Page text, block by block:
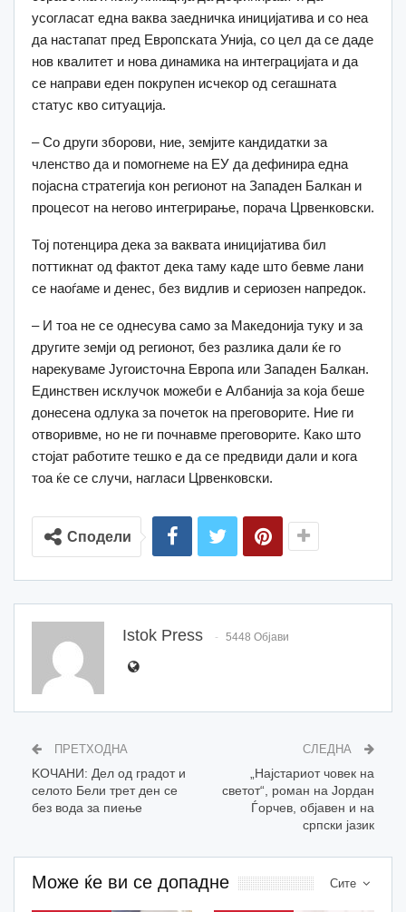
усогласат една ваква заедничка иницијатива и со неа
да настапат пред Европската Унија, со цел да се даде
нов квалитет и нова динамика на интеграцијата и да
се направи еден покрупен исчекор од сегашната
статус кво ситуација.
– Со други зборови, ние, земјите кандидатки за
членство да и помогнеме на ЕУ да дефинира една
појасна стратегија кон регионот на Западен Балкан и
процесот на негово интегрирање, порача Црвенковски.
Тој потенцира дека за ваквата иницијатива бил
поттикнат од фактот дека таму каде што бевме лани
се наоѓаме и денес, без видлив и сериозен напредок.
– И тоа не се однесува само за Македонија туку и за
другите земји од регионот, без разлика дали ќе го
нарекуваме Југоисточна Европа или Западен Балкан.
Единствен исклучок можеби е Албанија за која беше
донесена одлука за почеток на преговорите. Ние ги
отворивме, но не ги почнавме преговорите. Како што
стојат работите тешко е да се предвиди дали и кога
тоа ќе се случи, нагласи Црвенковски.
Сподели
Istok Press 5448 Објави
ПРЕТХОДНА
KOЧАНИ: Дел од градот и
селото Бели трет ден се
без вода за пиење
СЛЕДНА
„Најстариот човек на
светот“, роман на Јордан
Ѓорчев, објавен и на
српски јазик
Сите
Може ќе ви се допадне